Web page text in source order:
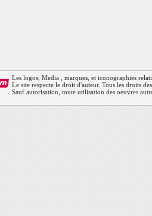
Les logos, Media , marques, et iconographies
Le site respecte le droit d'auteur. Tous les droits
Sauf autorisation, toute utilisation des oeuvres